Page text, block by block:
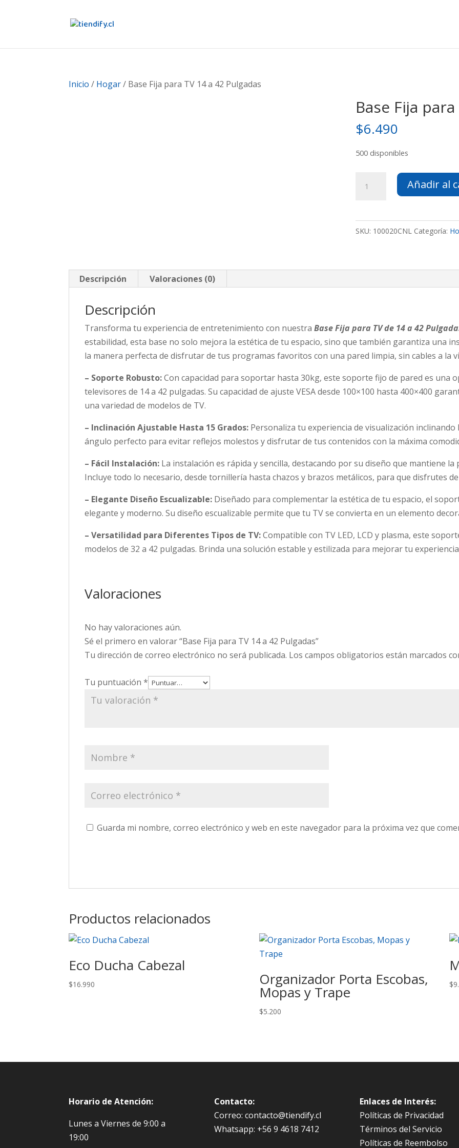
Inicio / Hogar/ Base Fija para TV 14 a 42 Pulgadas
Base Fija
$6.490
500 disponibles
Fija
TV
14
cantidad
Añadir al
SKU: 100020CNL Categoría:
Descripción Valoraciones (0)
Descripción
Transforma tu experiencia de entretenimiento con nuestraBase Fija para TV de 14 a 42
estabilidad, esta base no solo mejora la estética de tu espacio, sino que también garantiza una
la manera perfecta de disfrutar de tus programas favoritos con una pared limpia, sin cables a la
– Soporte Robusto:Con capacidad para soportar hasta 30kg, este soporte fijo de pared es una
televisores de 14 a 42 pulgadas. Su capacidad de ajuste VESA desde 100×100 hasta 400×400
una variedad de modelos de TV.
– Inclinación Ajustable Hasta 15 Grados: Personaliza tu experiencia de visualización
ángulo perfecto para evitar reflejos molestos y disfrutar de tus contenidos con la máxima
– Fácil Instalación: La instalación es rápida y sencilla, destacando por su diseño que mantiene la
Incluye todo lo necesario, desde tornillería hasta chazos y brazos metálicos, para que disfrutes
– Elegante Diseño Escualizable: Diseñado para complementar la estética de tu espacio, el
elegante y moderno. Su diseño escualizable permite que tu TV se convierta en un elemento
– Versatilidad para Diferentes Tipos de TV:Compatible con TV LED, LCD y plasma, este
modelos de 32 a 42 pulgadas. Brinda una solución estable y estilizada para mejorar tu
Valoraciones
No hay valoraciones aún.
Sé el primero en valorar “Base Fija para TV 14 a 42 Pulgadas”
Tu dirección de correo electrónico no será publicada. Los campos obligatorios están marcados
Tu puntuación*
Guarda mi nombre, correo electrónico y web en este navegador para la próxima vez que
Productos relacionados
Eco Ducha Cabezal
$16.990 Organizador Porta Escobas,
Mopas y Trape
$5.200
$
Horario de Atención:
Lunes a Viernes de 9:00 a
19:00
Contacto:
Correo: contacto@tiendify.cl
Whatsapp: +56 9 4618 7412
Enlaces de Interés:
Políticas de Privacidad
Términos del Servicio
Políticas de Reembolso